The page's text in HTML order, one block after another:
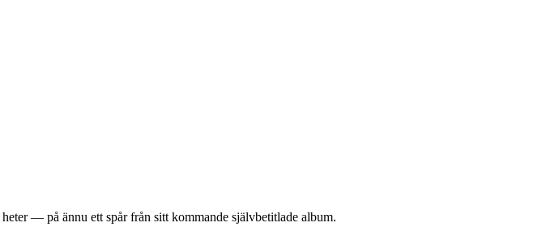
— på ännu ett spår från sitt kommande självbetitlade album.